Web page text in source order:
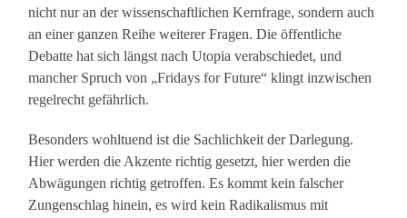
nicht nur an der wissenschaftlichen Kernfrage, sondern auch
an einer ganzen Reihe weiterer Fragen. Die öffentliche
Debatte hat sich längst nach Utopia verabschiedet, und
mancher Spruch von „Fridays for Future“ klingt inzwischen
regelrecht gefährlich.
Besonders wohltuend ist die Sachlichkeit der Darlegung.
Hier werden die Akzente richtig gesetzt, hier werden die
Abwägungen richtig getroffen. Es kommt kein falscher
Zungenschlag hinein, es wird kein Radikalismus mit